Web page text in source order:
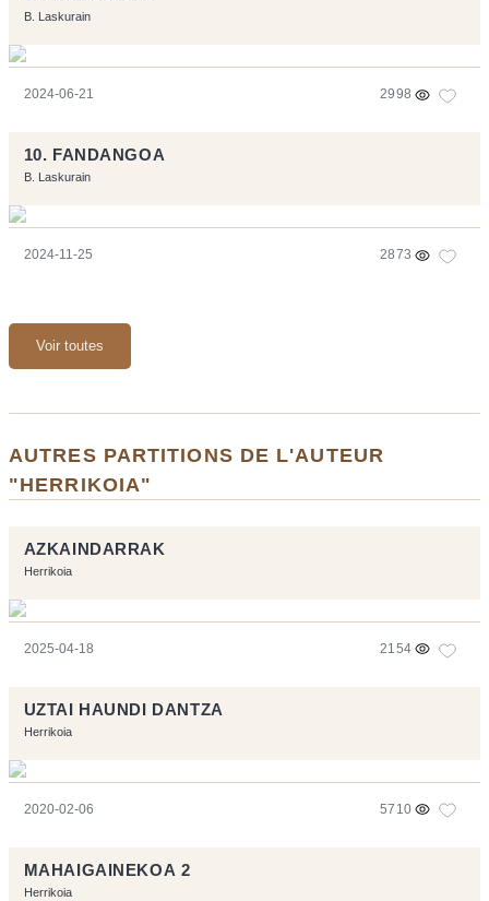
B. Laskurain
2024-06-21 2998
10. FANDANGOA
B. Laskurain
2024-11-25 2873
Voir toutes
AUTRES PARTITIONS DE L'AUTEUR
"HERRIKOIA"
AZKAINDARRAK
Herrikoia
2025-04-18 2154
UZTAI HAUNDI DANTZA
Herrikoia
2020-02-06 5710
MAHAIGAINEKOA 2
Herrikoia